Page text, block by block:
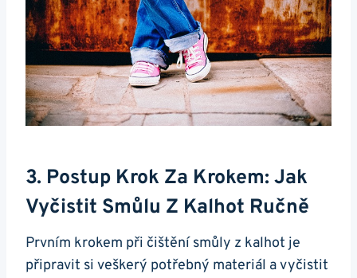
3. Postup Krok Za Krokem: Jak
Vyčistit Smůlu Z Kalhot Ručně
Prvním krokem při čištění smůly z kalhot je
připravit si veškerý potřebný materiál a vyčistit